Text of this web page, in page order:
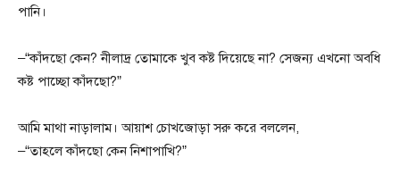
পানি।
–“কাঁদছো কেন? নীলাদ্র তোমাকে খুব কষ্ট দিয়েছে না? সেজন্য এখনো অবধি
কষ্ট পাচ্ছো কাঁদছো?”
আমি মাথা নাড়ালাম। আয়াশ চোখজোড়া সরু করে বললেন,
–“তাহলে কাঁদছো কেন নিশাপাখি?”